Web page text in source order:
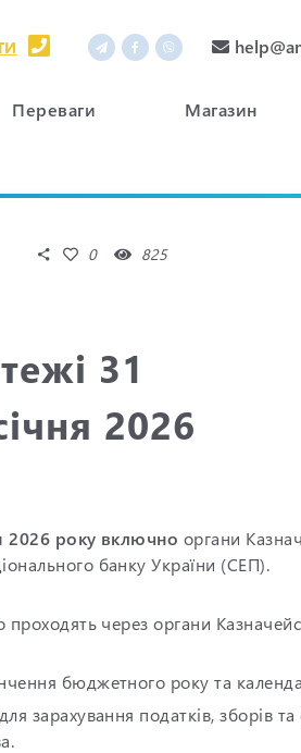
Переваги Магазин
0 825
31
2026
2026 року включно органи
банку України (СЕП).
через органи
бюджетного року та
зарахування податків, зборів